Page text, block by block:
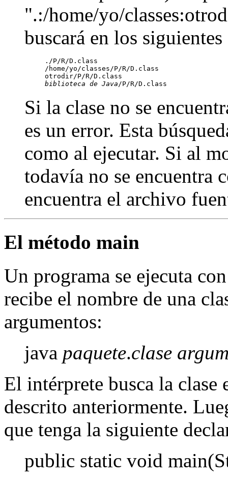
".:/home/yo/
buscará en los
./P/R/D.class
/home/yo/classes/P/R/D.class
biblioteca de Java
Si la clase no se
es un error. Esta
como al ejecutar. Si al
todavía no se encuentra
encuentra el archivo
El método main
Un programa se ejecuta
recibe el nombre de una
argumentos:
java paquete.clase
El intérprete busca la clase
descrito anteriormente.
que tenga la siguiente
public static void